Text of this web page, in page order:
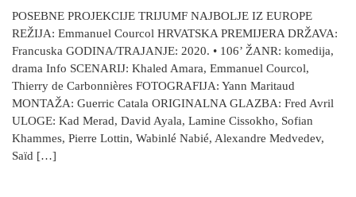
POSEBNE PROJEKCIJE TRIJUMF NAJBOLJE IZ EUROPE
REŽIJA: Emmanuel Courcol HRVATSKA PREMIJERA DRŽAVA:
Francuska GODINA/TRAJANJE: 2020. • 106’ ŽANR: komedija,
drama Info SCENARIJ: Khaled Amara, Emmanuel Courcol,
Thierry de Carbonnières FOTOGRAFIJA: Yann Maritaud
MONTAŽA: Guerric Catala ORIGINALNA GLAZBA: Fred Avril
ULOGE: Kad Merad, David Ayala, Lamine Cissokho, Sofian
Khammes, Pierre Lottin, Wabinlé Nabié, Alexandre Medvedev,
Saïd […]